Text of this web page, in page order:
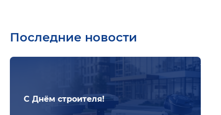
Последние новости
С Днём строителя!